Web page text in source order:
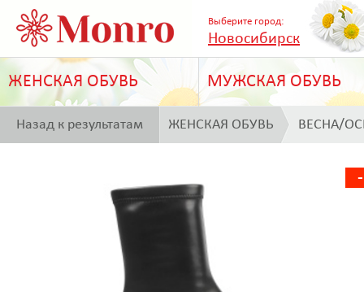
Выберите город:
Новосибирск
ЖЕНСКАЯ ОБУВЬ МУЖСКАЯ ОБУВЬ
Назад к результатам ЖЕНСКАЯ ОБУВЬ ВЕСНА/